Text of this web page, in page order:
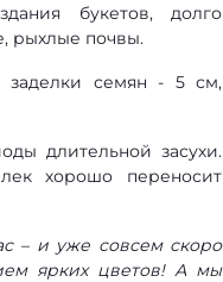
букетов, долго
рыхлые почвы.
заделки семян - 5 см,
длительной засухи.
хорошо переносит
– и уже совсем скоро
ярких цветов! А мы